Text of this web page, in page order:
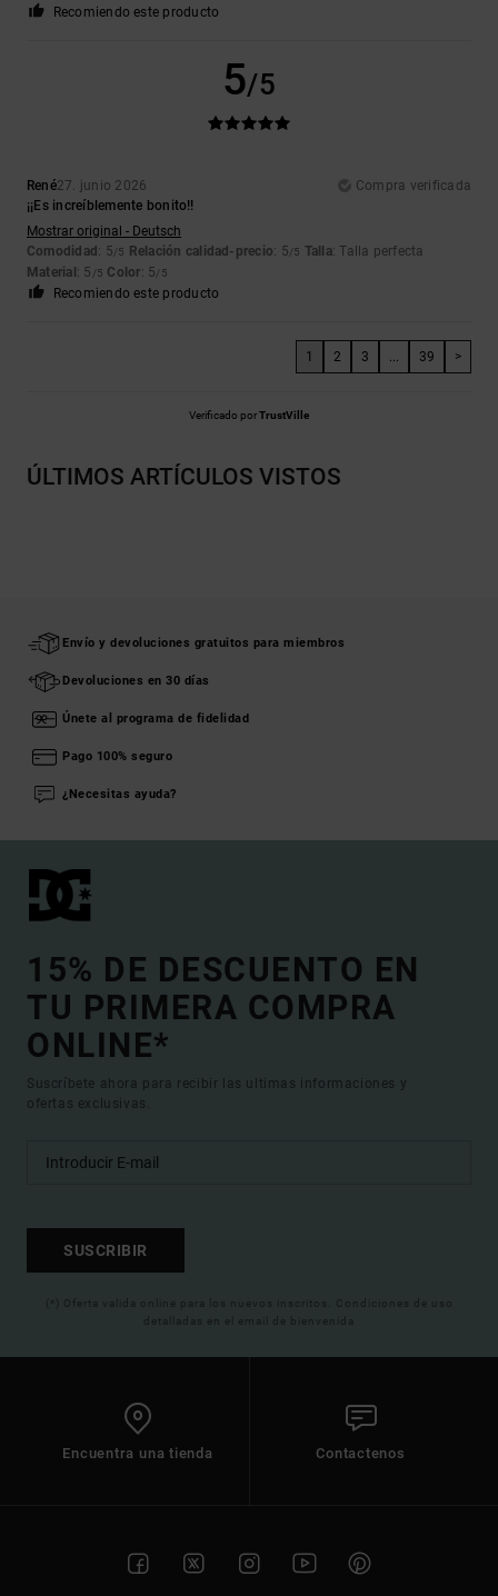
Recomiendo este producto
5/5
René27. junio 2026
Compra verificada
¡¡Es increíblemente bonito!!
Mostrar original - Deutsch
Comodidad: 5/5 Relación calidad-precio: 5/5 Talla: Talla perfecta
Material: 5 /5 Color: 5/5
Recomiendo este producto
1 2 3 39 >
Verificado porTrustVille
ÚLTIMOS ARTÍCULOS VISTOS
Envío y devoluciones gratuitos para miembros
Devoluciones en 30 días
Únete al programa de fidelidad
Pago 100% seguro
¿Necesitas ayuda?
15% DE DESCUENTO EN
TU PRIMERA COMPRA
ONLINE*
Suscríbete ahora para recibir las ultimas informaciones y
ofertas exclusivas.
SUSCRIBIR
(*) Oferta valida online para los nuevos inscritos. Condiciones de uso
detalladas en el email de bienvenida
Encuentra una tienda Contactenos